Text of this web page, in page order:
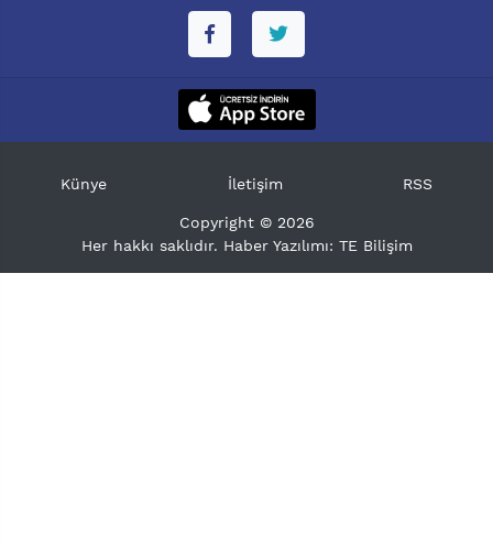
Künye İletişim RSS
Copyright © 2026
Her hakkı saklıdır. Haber Yazılımı: TE Bilişim